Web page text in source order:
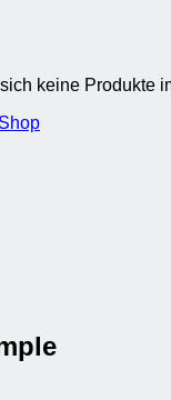
keine Produkte